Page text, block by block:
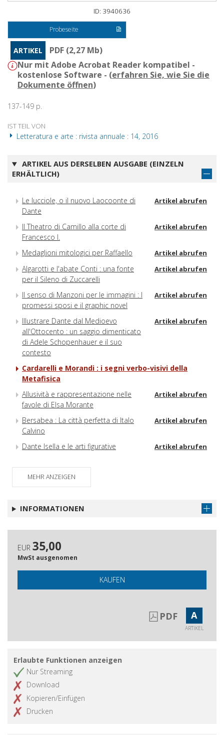
ID: 3940636
Probeseite
ARTIKEL
PDF (2,27 Mb)
Nur mit Adobe Acrobat Reader kompatibel -
kostenlose Software - (erfahren Sie, wie Sie die
Dokumente öffnen)
137-149 p.
IST TEIL VON
Letteratura e arte : rivista annuale : 14, 2016
ARTIKEL AUS DERSELBEN AUSGABE (EINZELN
ERHÄLTLICH)
Le lucciole, o il nuovo Laocoonte di
Dante
Artikel abrufen
Il Theatro di Camillo alla corte di
Francesco I.
Artikel abrufen
Medaglioni mitologici per Raffaello Artikel abrufen
Algarotti e l'abate Conti : una fonte
per il Sileno di Zuccarelli
Artikel abrufen
Il senso di Manzoni per le immagini : I
promessi sposi e il graphic novel
Artikel abrufen
Illustrare Dante dal Medioevo
all'Ottocento : un saggio dimenticato
di Adele Schopenhauer e il suo
contesto
Artikel abrufen
Cardarelli e Morandi : i segni verbo-visivi della
Metafisica
Allusività e rappresentazione nelle
favole di Elsa Morante
Artikel abrufen
Bersabea : La città perfetta di Italo
Calvino
Artikel abrufen
Dante Isella e le arti figurative Artikel abrufen
MEHR ANZEIGEN
INFORMATIONEN
EUR 35,00
MwSt ausgenomen
KAUFEN
PDF A
ARTIKEL
Erlaubte Funktionen anzeigen
Nur Streaming
Download
Kopieren/Einfügen
Drucken